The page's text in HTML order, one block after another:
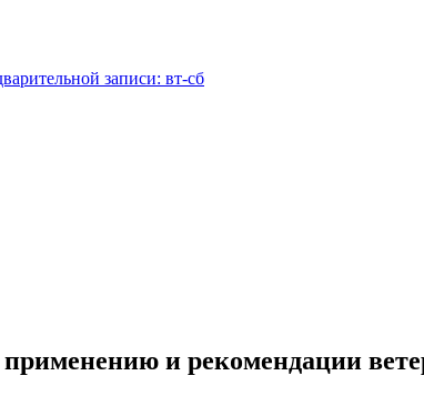
записи: вт-сб
и рекомендации